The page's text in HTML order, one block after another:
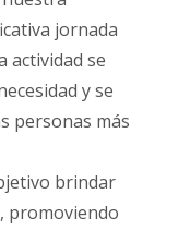
jornada
actividad se
y se
personas más
brindar
promoviendo